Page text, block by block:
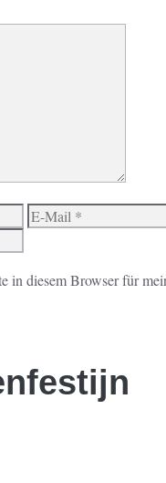
E-
in diesem Browser für